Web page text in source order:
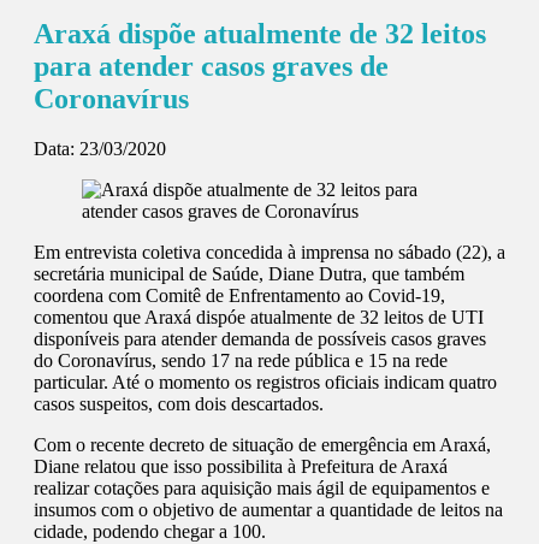
Araxá dispõe atualmente de 32 leitos
para atender casos graves de
Coronavírus
Data: 23/03/2020
Em entrevista coletiva concedida à imprensa no sábado (22), a
secretária municipal de Saúde, Diane Dutra, que também
coordena com Comitê de Enfrentamento ao Covid-19,
comentou que Araxá dispóe atualmente de 32 leitos de UTI
disponíveis para atender demanda de possíveis casos graves
do Coronavírus, sendo 17 na rede pública e 15 na rede
particular. Até o momento os registros oficiais indicam quatro
casos suspeitos, com dois descartados.
Com o recente decreto de situação de emergência em Araxá,
Diane relatou que isso possibilita à Prefeitura de Araxá
realizar cotações para aquisição mais ágil de equipamentos e
insumos com o objetivo de aumentar a quantidade de leitos na
cidade, podendo chegar a 100.